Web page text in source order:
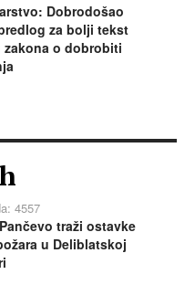
Dobrodošao
za bolji tekst
zakona o dobrobiti
4557
traži ostavke
u Deliblatskoj